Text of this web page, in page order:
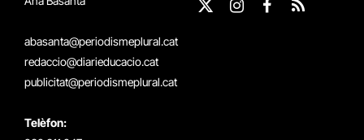
abasanta@periodismeplural.cat
redaccio@diarieducacio.cat
publicitat@periodismeplural.cat
Telèfon:
X
Instagram
Facebook
RSS